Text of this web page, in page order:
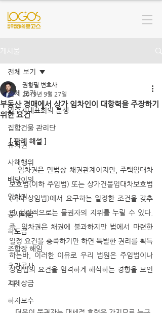
게시물
전체 보기
입주자대표회의 분쟁
집합건물 관리단
유치권
사해행위
배당이의
임차권
공사대금
하도급
조합장 해임
추가공사
지체상금
하자보수
전체 보기
부동산 경매에서 상가 임차인이 대항력을 주장하기
위한 요건
권형필 변호사
2019년 9월 27일
[ 판례 해설 ]
보호법(이하 주임법) 또는 상가건물임대차보호법
(이하 상임법)에서 요구하는 일정한 조건을 갖추
면 실질적으로는 물권자의 지위를 누릴 수 있다.
즉, 임차권은 채권에 불과하지만 법에서 마련한
일정 요건을 충족하기만 하면 특별한 권리를 획득
하는바, 이러한 이유로 우리 법원은 주임법이나
상임법의 요건을 엄격하게 해석하는 경향을 보인
다.